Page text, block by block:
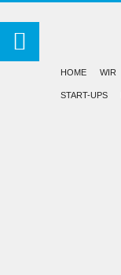
HOME WIR
START-UPS